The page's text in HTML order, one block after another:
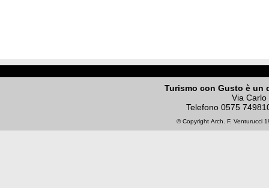
Turismo con Gusto è un
Via
Telefono 0575
© Copyright Arch. F. Venturucci